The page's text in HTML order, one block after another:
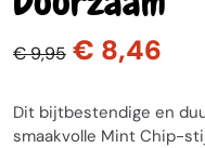
€ 9,95 € 8,46
Dit bijtbestendige en
smaakvolle Mint Chip-